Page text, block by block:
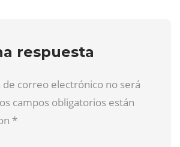
respuesta
de correo electrónico no será
campos obligatorios están
*